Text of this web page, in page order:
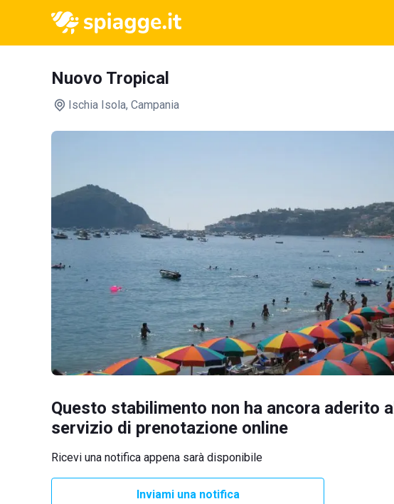
Nuovo Tropical
Ischia Isola, Campania
Questo stabilimento non ha ancora aderito al
servizio di prenotazione online
Ricevi una notifica appena sarà disponibile
Inviami una notifica